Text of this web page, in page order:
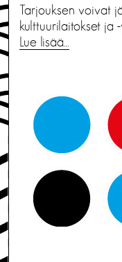
Tarjouksen voivat
kulttuurilaitokset ja -
Lue lisää…